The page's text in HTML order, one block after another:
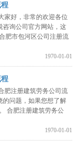
家好，非常的欢迎各位
咨询公司官方网站，这
肥市包河区公司注册流
1970-01-01
肥注册建筑劳务公司流
的问题，如果您想了解
合肥注册建筑劳务公
1970-01-01